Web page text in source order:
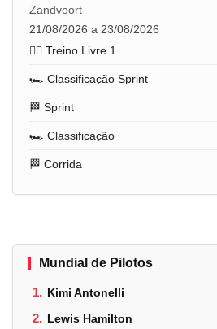
Zandvoort
21/08/2026 a 23/08/2026
🏋️‍♂️ Treino Livre 1
🏎️ Classificação Sprint
🏁 Sprint
🏎️ Classificação
🏁 Corrida
Mundial de Pilotos
1. Kimi Antonelli
2. Lewis Hamilton